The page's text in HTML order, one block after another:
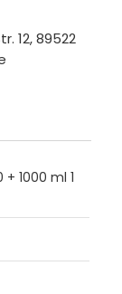
12, 89522
+ 1000 ml 1